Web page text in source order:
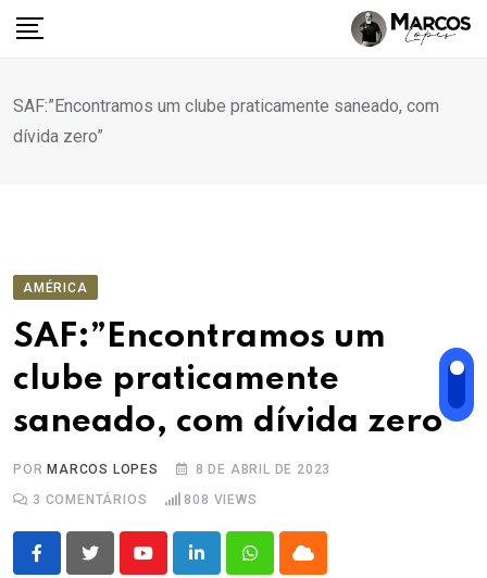
para
conteúdo
SAF:”Encontramos um clube praticamente saneado, com
dívida zero”
AMÉRICA
SAF:”Encontramos um
clube praticamente
saneado, com dívida zero”
PORMARCOS LOPES
8 DE ABRIL DE 2023
3 COMENTÁRIOS 808 VIEWS
YoutubeLinkedInWhatsappCloud